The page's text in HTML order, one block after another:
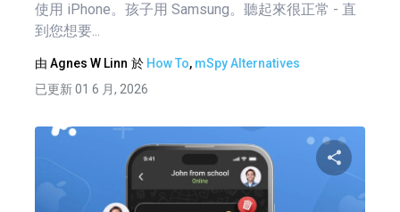
使用 iPhone。孩子用 Samsung。聽起來很正常 - 直
到您想要...
由 Agnes W Linn 於 How To, mSpy Alternatives
已更新 01 6 月, 2026
分